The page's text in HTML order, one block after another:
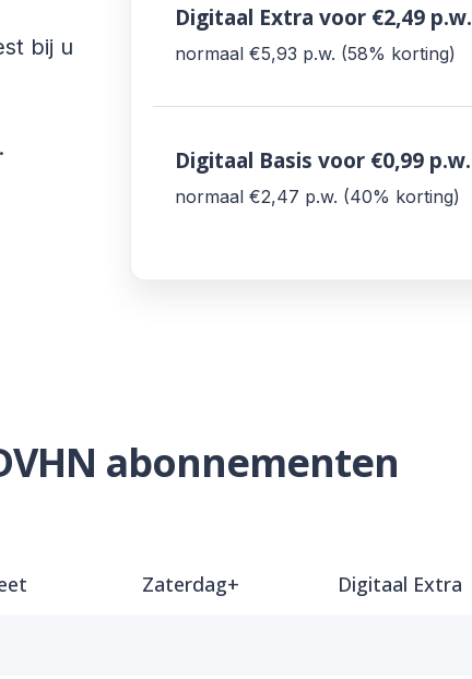
bij u
Digitaal Extra voor €2,49 p.w.
normaal €5,93 p.w. 58% korting
Digitaal Basis voor €0,99 p.w.
normaal €2,47 p.w. 40% korting
abonnementen
Zaterdag+ Digitaal Extra